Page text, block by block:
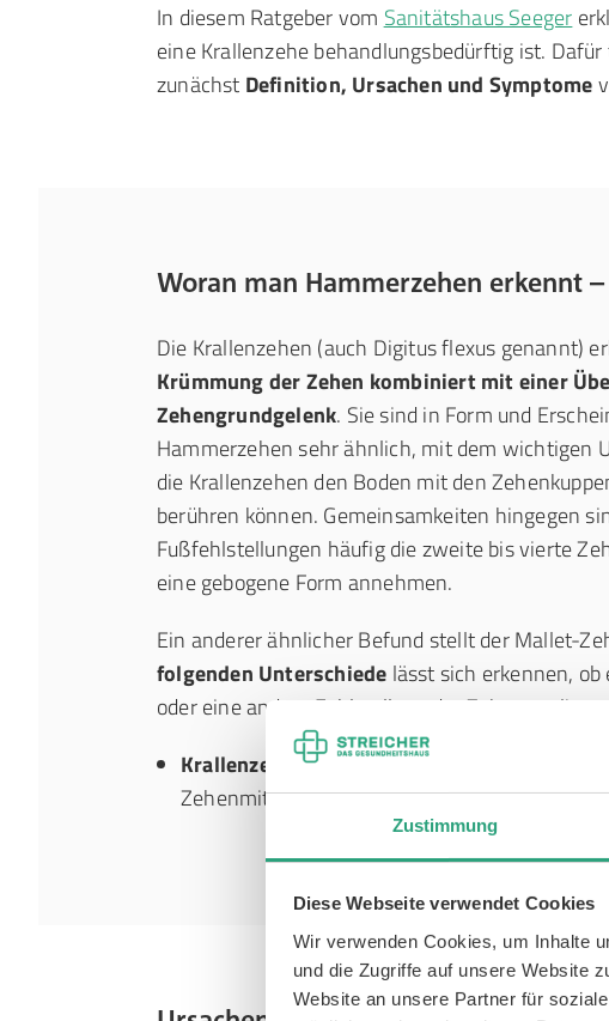
Zustimmung
Diese Webseite verwendet Cookies
Wir verwenden Cookies, um Inhalte
und die Zugriffe auf unsere Website
Website an unsere Partner für
In diesem Ratgeber vom Sanitätshaus Seeger
eine Krallenzehe behandlungsbedürftig ist.
zunächst Definition, Ursachen und Symptome
Woran man Hammerzehen erkennt
Die Krallenzehen (auch Digitus flexus genannt)
Krümmung der Zehen kombiniert mit einer
Zehengrundgelenk. Sie sind in Form und
Hammerzehen sehr ähnlich, mit dem wichtigen
die Krallenzehen den Boden mit den
berühren können. Gemeinsamkeiten hingegen
Fußfehlstellungen häufig die zweite bis vierte
eine gebogene Form annehmen.
Ein anderer ähnlicher Befund stellt der Mallet-
folgenden Unterschiede lässt sich erkennen,
oder eine andere Fehlstellung der Zehen vorliegt:
Krallenzehen:Überstrecktes
Zehenmittel- und Zehenendgelenk.